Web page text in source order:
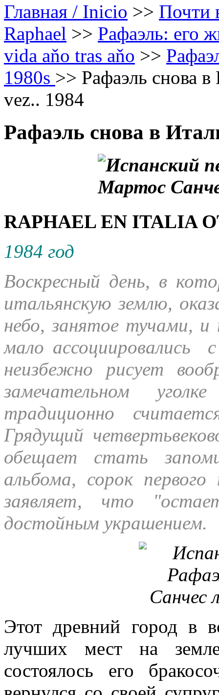
Главная / Inicio >> Почти
Raphael >> Рафаэль: его
vida aňo tras aňo >>
1980s >> Рафаэль снова
vez.. 1984
Рафаэль снова в
RAPHAEL EN ITALIA
1984 год
Воскресный день, в
итальянскую землю,
небо, занятое тучами,
мало ассоциировались
неизбежно рисует
замечательном
традиционно
Грядущий
обещает стать
альбома, сорок
заявляет, что
достойным украшением.
Этот древний город в
лучших мест на
состоялось его